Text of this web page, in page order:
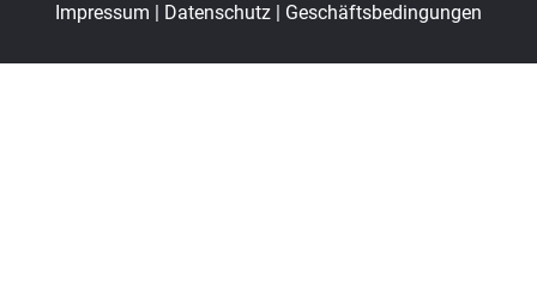
Impressum | Datenschutz | Geschäftsbedingungen